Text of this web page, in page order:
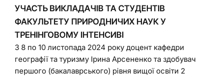
УЧАСТЬ ВИКЛАДАЧІВ ТА СТУДЕНТІВ
ФАКУЛЬТЕТУ ПРИРОДНИЧИХ НАУК У
ТРЕНІНГОВОМУ ІНТЕНСИВІ
З 8 по 10 листопада 2024 року доцент кафедри
географії та туризму Ірина Арсененко та здобувач
першого (бакалаврського) рівня вищої освіти 2